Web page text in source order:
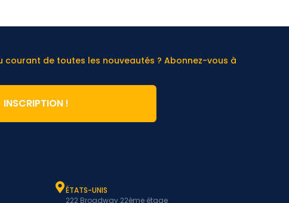
courant de toutes les nouveautés ? Abonnez-vous à
INSCRIPTION !
ÉTATS-UNIS
222 Broadway 22ème étage